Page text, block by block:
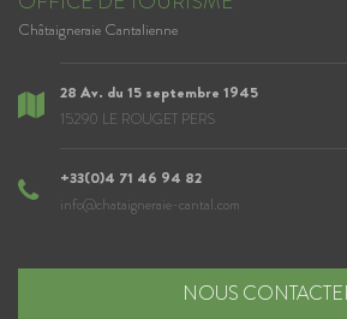
Châtaigneraie Cantalienne
28 Av. du 15 septembre 1945
15290 LE ROUGET PERS
+33(0)4 71 46 94 82
info@chataigneraie-cantal.com
NOUS